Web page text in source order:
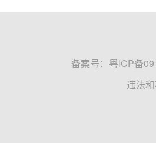
备案号： 粤ICP备
违法